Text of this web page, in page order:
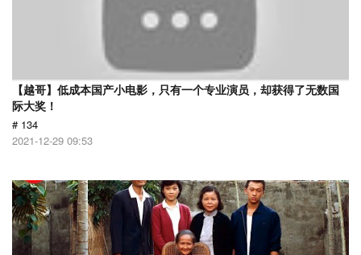
【越哥】低成本国产小电影，只有一个专业演员，却获得了无数国
际大奖！
# 134
2021-12-29 09:53